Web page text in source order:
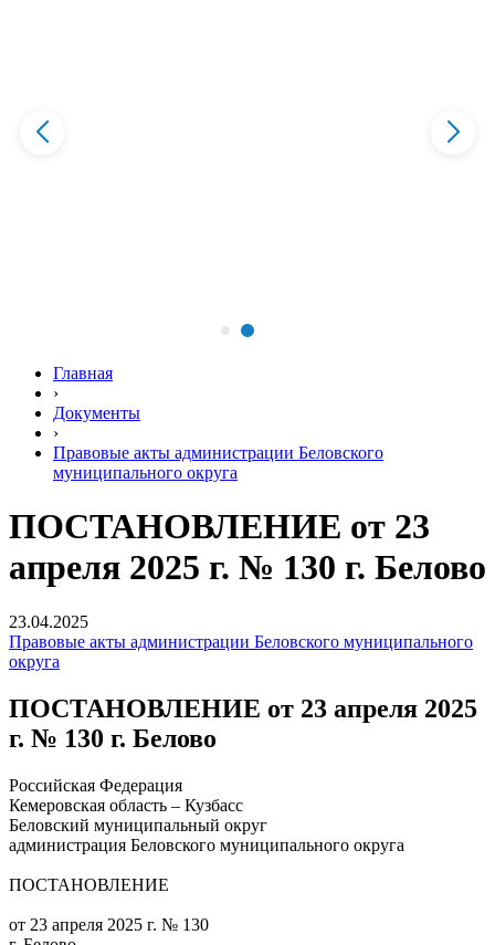
Главная
›
Документы
›
Правовые акты администрации Беловского
муниципального округа
ПОСТАНОВЛЕНИЕ от 23
апреля 2025 г. № 130 г. Белово
23.04.2025
Правовые акты администрации Беловского муниципального
округа
ПОСТАНОВЛЕНИЕ от 23 апреля 2025
г. № 130 г. Белово
Российская Федерация
Кемеровская область – Кузбасс
Беловский муниципальный округ
администрация Беловского муниципального округа
ПОСТАНОВЛЕНИЕ
от 23 апреля 2025 г. № 130